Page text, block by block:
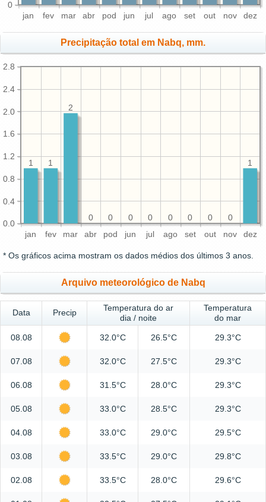
jan fev mar abr pod jun jul ago set out nov dez
0
Precipitação total em Nabq, mm.
jan fev mar abr pod jun jul ago set out nov dez
0.0
0.4
0.8
1.2
1.6
2.0
2.4
2.8
1
0
0
0
0
0
0
0
0
2
1
1
* Os gráficos acima mostram os dados médios dos últimos 3 anos.
Arquivo meteorológico de Nabq
Data Precip
Temperatura do ar
dia / noite
Temperatura
do mar
08.08 32.0°C 26.5°C 29.3°C
07.08 32.0°C 27.5°C 29.3°C
06.08 31.5°C 28.0°C 29.3°C
05.08 33.0°C 28.5°C 29.3°C
04.08 33.0°C 29.0°C 29.5°C
03.08 33.5°C 29.0°C 29.8°C
02.08 33.5°C 28.0°C 29.6°C